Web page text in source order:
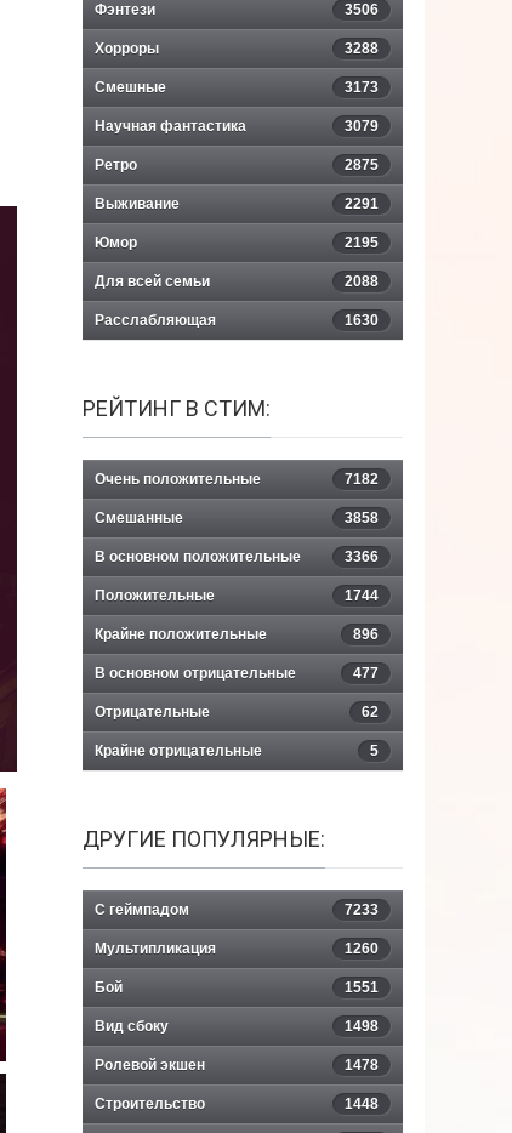
Фэнтези 3506
Хорроры 3288
Смешные 3173
Научная фантастика 3079
Ретро 2875
Выживание 2291
Юмор 2195
Для всей семьи 2088
Расслабляющая 1630
РЕЙТИНГ В СТИМ:
Очень положительные 7182
Смешанные 3858
В основном положительные 3366
Положительные 1744
Крайне положительные 896
В основном отрицательные 477
Отрицательные 62
Крайне отрицательные 5
ДРУГИЕ ПОПУЛЯРНЫЕ:
С геймпадом 7233
Мультипликация 1260
Бой 1551
Вид сбоку 1498
Ролевой экшен 1478
Строительство 1448